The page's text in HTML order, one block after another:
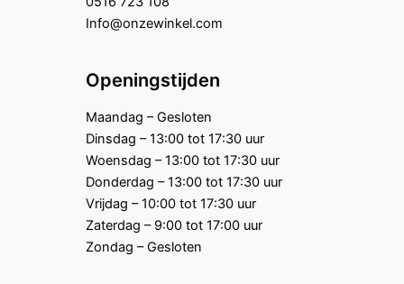
Info@onzewinkel.com
Openingstijden
Maandag – Gesloten
Dinsdag – 13:00 tot 17:30 uur
Woensdag – 13:00 tot 17:30 uur
Donderdag – 13:00 tot 17:30 uur
Vrijdag – 10:00 tot 17:30 uur
Zaterdag – 9:00 tot 17:00 uur
Zondag – Gesloten